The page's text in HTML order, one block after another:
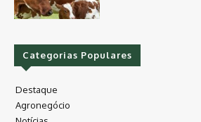
Categorias Populares
Destaque
Agronegócio